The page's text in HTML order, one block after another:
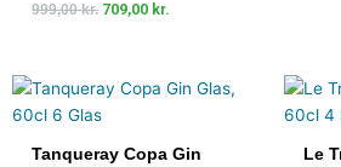
999,00kr. 709,00 kr.
Tanqueray Copa Gin
Le